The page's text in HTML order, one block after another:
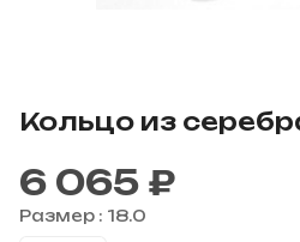
Кольцо из
6 065 ₽
Размер : 18.0